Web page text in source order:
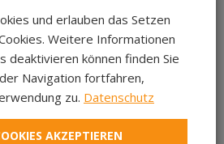
und erlauben das Setzen
Weitere Informationen
deaktivieren können finden Sie
Navigation fortfahren,
zu. Datenschutz
AKZEPTIEREN